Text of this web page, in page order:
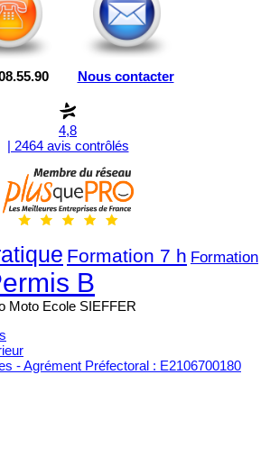
Nous contacter
4,8
| 2464 avis contrôlés
Formation 7 h Formation
B
Moto Ecole SIEFFER
- Agrément Préfectoral : E2106700180